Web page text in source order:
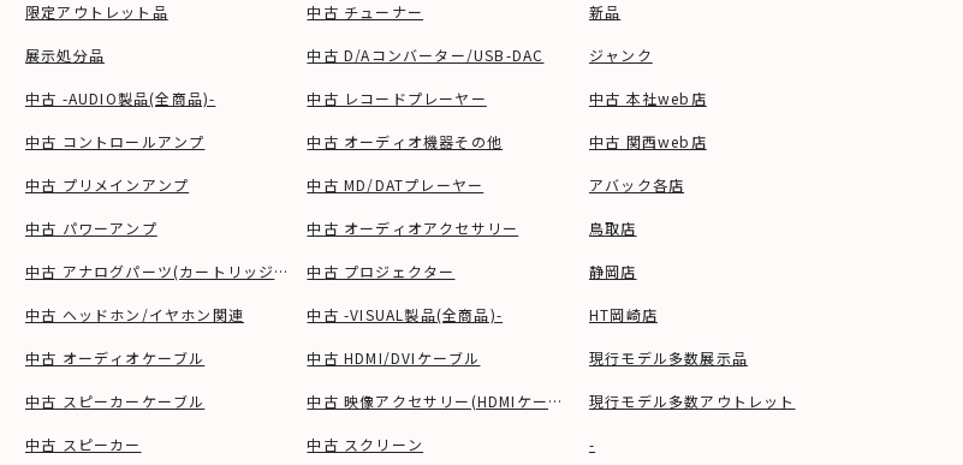
限定アウトレット品
展示処分品
中古 -AUDIO製品(全商品)-
中古 コントロールアンプ
中古 プリメインアンプ
中古 パワーアンプ
中古 アナログパーツ(カートリッジ、シェル等)
中古 ヘッドホン/イヤホン関連
中古 オーディオケーブル
中古 スピーカーケーブル
中古 スピーカー
中古 チューナー
中古 D/Aコンバーター/USB-DAC
中古 レコードプレーヤー
中古 オーディオ機器その他
中古 MD/DATプレーヤー
中古 オーディオアクセサリー
中古 プロジェクター
中古 -VISUAL製品(全商品)-
中古 HDMI/DVIケーブル
中古 映像アクセサリー(HDMIケーブル等)
中古 スクリーン
新品
ジャンク
中古 本社web店
中古 関西web店
アバック各店
鳥取店
静岡店
HT岡崎店
現行モデル多数展示品
現行モデル多数アウトレット
-